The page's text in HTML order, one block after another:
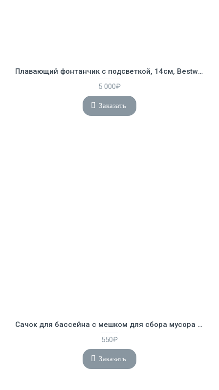
Плавающий фонтанчик с подсветкой, 14см, Bestway 58493
5 000₽
Заказать
Сачок для бассейна с мешком для сбора мусора Intex 29051
550₽
Заказать